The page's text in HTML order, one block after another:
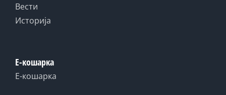
Вести
Историја
Е-кошарка
Е-кошарка